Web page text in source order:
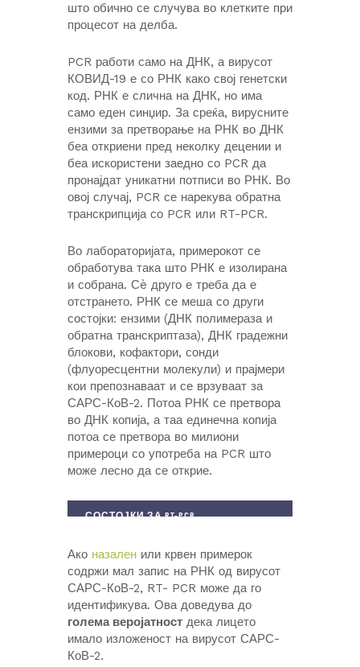
што обично се случува во клетките при
процесот на делба.
PCR работи само на ДНК, а вирусот
КОВИД-19 е со РНК како свој генетски
код. РНК е слична на ДНК, но има
само еден синџир. За среќа, вирусните
ензими за претворање на РНК во ДНК
беа откриени пред неколку децении и
беа искористени заедно со PCR да
пронајдат уникатни потписи во РНК. Во
овој случај, PCR се нарекува обратна
транскрипција со PCR или RT-PCR.
Во лабораторијата, примерокот се
обработува така што РНК е изолирана
и собрана. Сè друго е треба да е
отстрането. РНК се меша со други
состојки: ензими (ДНК полимераза и
обратна транскриптаза), ДНК градежни
блокови, кофактори, сонди
(флуоресцентни молекули) и прајмери
кои препознаваат и се врзуваат за
САРС-КоВ-2. Потоа РНК се претвора
во ДНК копија, а таа единечна копија
потоа се претвора во милиони
примероци со употреба на PCR што
може лесно да се открие.
СОСТОЈКИ ЗА RT-PCR
Ако назален или крвен примерок
содржи мал запис на РНК од вирусот
САРС-КоВ-2, RT- PCR може да го
идентификува. Ова доведува до
голема веројатност дека лицето
имало изложеност на вирусот САРС-
КоВ-2.